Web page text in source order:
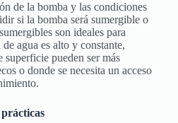
de la bomba y las condiciones
si la bomba será sumergible o
son ideales para
agua es alto y constante,
superficie pueden ser más
o donde se necesita un acceso